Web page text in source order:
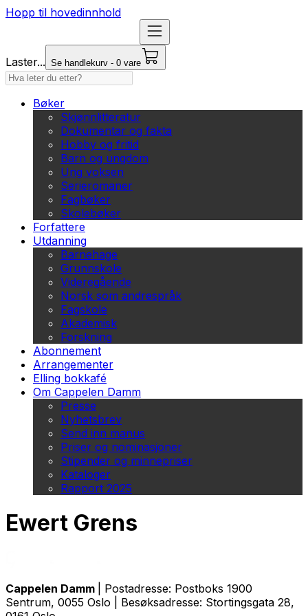
Hopp til hovedinnhold
Laster... Se handlekurv - 0 vare
Bøker
Skjønnlitteratur
Dokumentar og fakta
Hobby og fritid
Barn og ungdom
Ung voksen
Serieromaner
Fagbøker
Skolebøker
Forfattere
Utdanning
Barnehage
Grunnskole
Videregående
Norsk som andrespråk
Fagskole
Akademisk
Forskning
Abonnement
Arrangementer
Elling bokkafé
Om Cappelen Damm
Presse
Nyhetsbrev
Send inn manus
Priser og nominasjoner
Stipender og minnepriser
Kataloger
Rapport 2025
Ewert Grens
Cappelen Damm
| Postadresse: Postboks 1900
Sentrum, 0055 Oslo | Besøksadresse: Stortingsgata 28,